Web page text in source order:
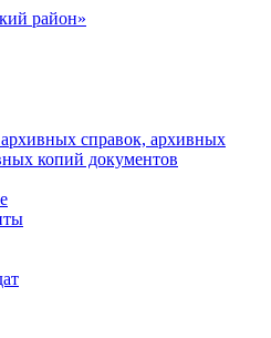
справок, архивных
копий документов